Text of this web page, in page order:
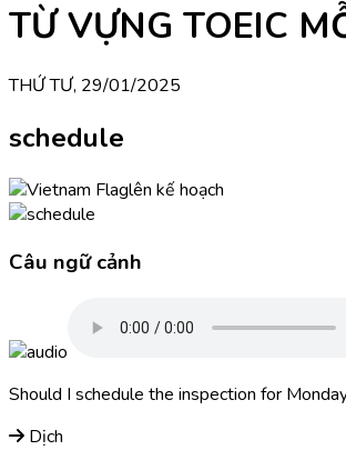
TỪ VỰNG TOEIC
THỨ TƯ, 29/01/2025
schedule
lên kế hoạch
Câu ngữ cảnh
Should I schedule the inspection for
Dịch